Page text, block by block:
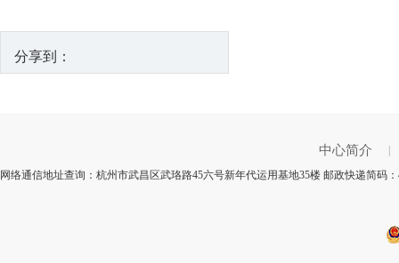
分享到：
中心简介
网络通信地址查询：杭州市武昌区武珞路45六号新年代运用基地35楼 邮政快递简码